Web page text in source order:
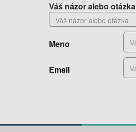
Váš názor alebo otázka
Meno
Email